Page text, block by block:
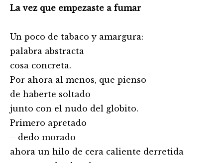
La vez que empezaste a fumar
Un poco de tabaco y amargura:
palabra abstracta
cosa concreta.
Por ahora al menos, que pienso
de haberte soltado
junto con el nudo del globito.
Primero apretado
– dedo morado
ahora un hilo de cera caliente derretida